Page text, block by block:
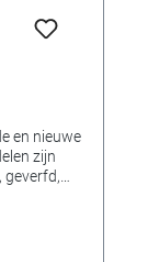
en nieuwe
geverfd,